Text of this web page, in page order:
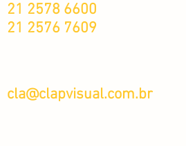
21 2578 6600
21 2576 7609
cla@clapvisual.com.br